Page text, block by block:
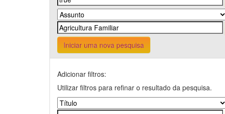
Iniciar uma nova pesquisa
Adicionar filtros:
Utilizar filtros para refinar o resultado da pesquisa.